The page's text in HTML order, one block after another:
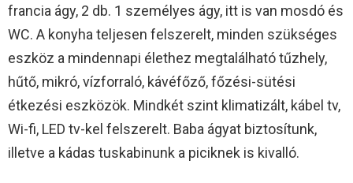
francia ágy, 2 db. 1 személyes ágy, itt is van mosdó és
WC. A konyha teljesen felszerelt, minden szükséges
eszköz a mindennapi élethez megtalálható tűzhely,
hűtő, mikró, vízforraló, kávéfőző, főzési-sütési
étkezési eszközök. Mindkét szint klimatizált, kábel tv,
Wi-fi, LED tv-kel felszerelt. Baba ágyat biztosítunk,
illetve a kádas tuskabinunk a piciknek is kivalló.